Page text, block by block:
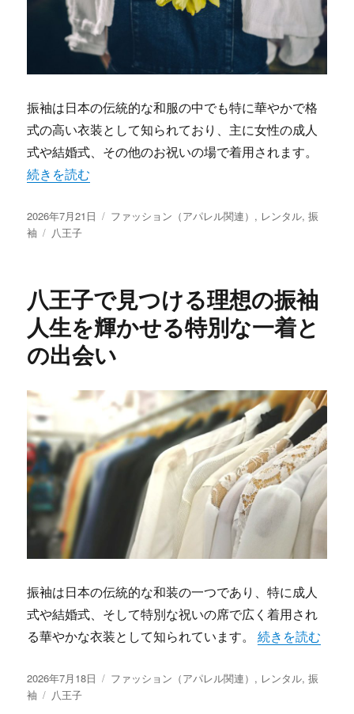
振袖は日本の伝統的な和服の中でも特に華やかで格
式の高い衣装として知られており、主に女性の成人
式や結婚式、その他のお祝いの場で着用されます。
“八王子で見つける理想の振袖人生を彩る一着の秘密” の
続きを読む
投
稿
2026年7月21日
カ
ファッション（アパレル関連） , レンタル,振
袖
タ
八王子
八王子で見つける理想の振袖
人生を輝かせる特別な一着と
の出会い
振袖は日本の伝統的な和装の一つであり、特に成人
式や結婚式、そして特別な祝いの席で広く着用され
る華やかな衣装として知られています。“八王子で見つ
続きを読む
投
稿
2026年7月18日
カ
ファッション（アパレル関連） , レンタル,振
袖
タ
八王子